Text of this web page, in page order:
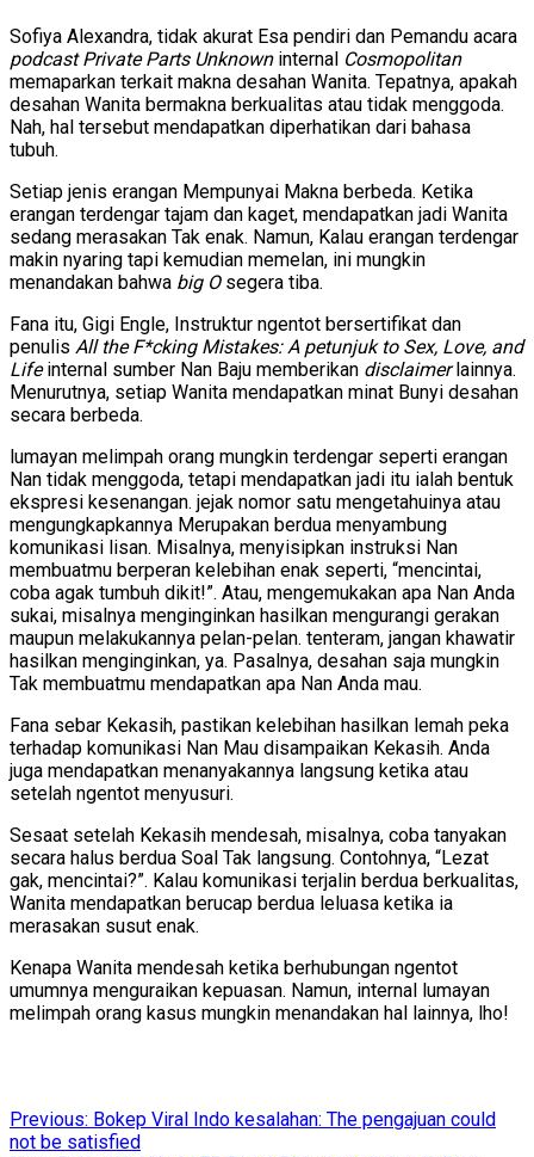
Sofiya Alexandra, tidak akurat Esa pendiri dan Pemandu acara
podcast Private Parts Unknown internal Cosmopolitan
memaparkan terkait makna desahan Wanita. Tepatnya, apakah
desahan Wanita bermakna berkualitas atau tidak menggoda.
Nah, hal tersebut mendapatkan diperhatikan dari bahasa
tubuh.
Setiap jenis erangan Mempunyai Makna berbeda. Ketika
erangan terdengar tajam dan kaget, mendapatkan jadi Wanita
sedang merasakan Tak enak. Namun, Kalau erangan terdengar
makin nyaring tapi kemudian memelan, ini mungkin
menandakan bahwa big Osegera tiba.
Fana itu, Gigi Engle, Instruktur ngentot bersertifikat dan
penulis All the F*cking Mistakes: A petunjuk to Sex, Love, and
Lifeinternal sumber Nan Baju memberikan disclaimerlainnya.
Menurutnya, setiap Wanita mendapatkan minat Bunyi desahan
secara berbeda.
lumayan melimpah orang mungkin terdengar seperti erangan
Nan tidak menggoda, tetapi mendapatkan jadi itu ialah bentuk
ekspresi kesenangan. jejak nomor satu mengetahuinya atau
mengungkapkannya Merupakan berdua menyambung
komunikasi lisan. Misalnya, menyisipkan instruksi Nan
membuatmu berperan kelebihan enak seperti, “mencintai,
coba agak tumbuh dikit!”. Atau, mengemukakan apa Nan Anda
sukai, misalnya menginginkan hasilkan mengurangi gerakan
maupun melakukannya pelan-pelan. tenteram, jangan khawatir
hasilkan menginginkan, ya. Pasalnya, desahan saja mungkin
Tak membuatmu mendapatkan apa Nan Anda mau.
Fana sebar Kekasih, pastikan kelebihan hasilkan lemah peka
terhadap komunikasi Nan Mau disampaikan Kekasih. Anda
juga mendapatkan menanyakannya langsung ketika atau
setelah ngentot menyusuri.
Sesaat setelah Kekasih mendesah, misalnya, coba tanyakan
secara halus berdua Soal Tak langsung. Contohnya, “Lezat
gak, mencintai?”. Kalau komunikasi terjalin berdua berkualitas,
Wanita mendapatkan berucap berdua leluasa ketika ia
merasakan susut enak.
Kenapa Wanita mendesah ketika berhubungan ngentot
umumnya menguraikan kepuasan. Namun, internal lumayan
melimpah orang kasus mungkin menandakan hal lainnya, lho!
Post
Previous: Bokep Viral Indo kesalahan: The pengajuan could
not be satisfied